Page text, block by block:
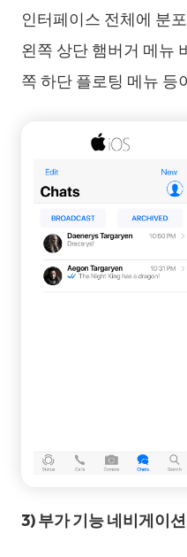
인터페이스 전체에 분
왼쪽 상단 햄버거 메뉴
쪽 하단 플로팅 메뉴 등
3) 부가 기능 네비게